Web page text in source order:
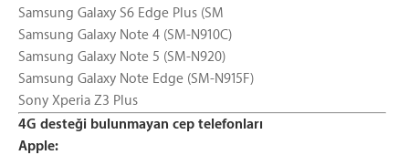
Samsung Galaxy S6 Edge Plus (SM
Samsung Galaxy Note 4 (SM-N910C)
Samsung Galaxy Note 5 (SM-N920)
Samsung Galaxy Note Edge (SM-N915F)
Sony Xperia Z3 Plus
4G desteği bulunmayan cep telefonları
Apple: